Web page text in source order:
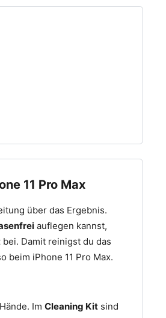
11 Pro Max
über das Ergebnis.
auflegen kannst,
bei. Damit reinigst du das
beim iPhone 11 Pro Max.
Im Cleaning Kit sind